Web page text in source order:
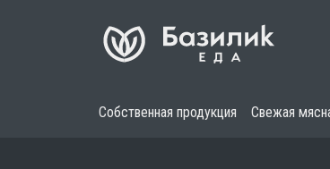
Собственная продукция Свежая